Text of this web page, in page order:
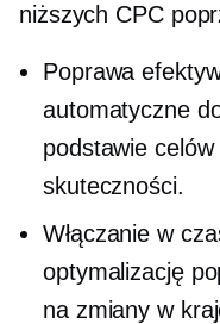
niższych CPC
Poprawa
automatyczne
podstawie
skuteczności.
Włączaniew
optymalizację
na zmiany w